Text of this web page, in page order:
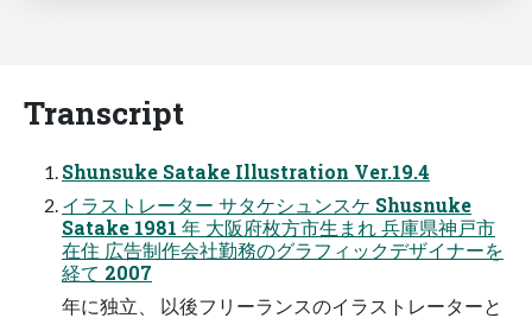
Transcript
Shunsuke Satake Illustration Ver.19.4
イラストレーター サタケシュンスケ Shusnuke
Satake 1981 年 大阪府枚方市生まれ 兵庫県神戸市
在住 広告制作会社勤務のグラフィックデザイナーを
経て 2007
年に独立、 以後フリーランスのイラストレーターと